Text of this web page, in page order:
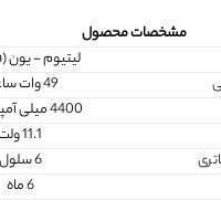
مشخصات محصول
لیتیوم - یون (Li-ion)
49 وات ساعت
4400 میلی آمپر ساعت
11.1 ولت
6 سلول
6 ماه